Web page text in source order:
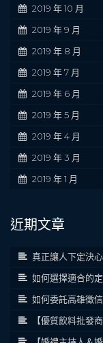
2019 年 10 月
2019 年 9 月
2019 年 8 月
2019 年 7 月
2019 年 6 月
2019 年 5 月
2019 年 4 月
2019 年 3 月
2019 年 1 月
近期文章
真正讓人下定決
如何選擇適合的
如何委託高雄徵
【優質飲料批發